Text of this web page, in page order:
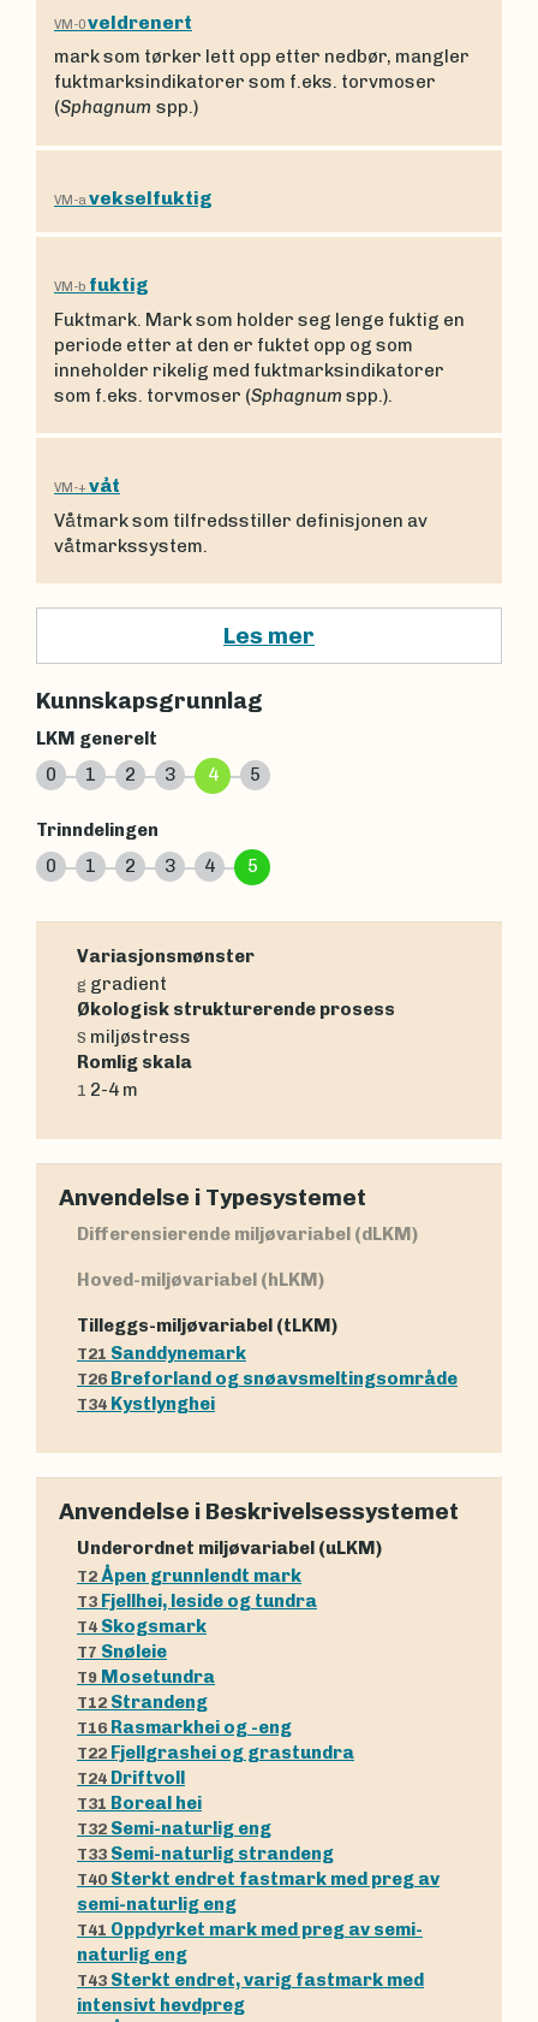
VM-0veldrenert
mark som tørker lett opp etter nedbør, mangler
fuktmarksindikatorer som f.eks. torvmoser
(Sphagnum spp.)
VM-a vekselfuktig
VM-b fuktig
Fuktmark. Mark som holder seg lenge fuktig en
periode etter at den er fuktet opp og som
inneholder rikelig med fuktmarksindikatorer
som f.eks. torvmoser (Sphagnum spp.).
VM-+ våt
Våtmark som tilfredsstiller definisjonen av
våtmarkssystem.
Les mer
Kunnskapsgrunnlag
LKM generelt
0
1 2 3 4 5
Trinndelingen
0
1 2 3 4 5
Variasjonsmønster
g gradient
Økologisk strukturerende prosess
S miljøstress
Romlig skala
1 2-4 m
Anvendelse i Typesystemet
Differensierende miljøvariabel (dLKM)
Hoved-miljøvariabel (hLKM)
Tilleggs-miljøvariabel (tLKM)
T21 Sanddynemark
T26 Breforland og snøavsmeltingsområde
T34 Kystlynghei
Anvendelse i Beskrivelsessystemet
Underordnet miljøvariabel (uLKM)
T2 Åpen grunnlendt mark
T3 Fjellhei, leside og tundra
T4 Skogsmark
T7 Snøleie
T9 Mosetundra
T12 Strandeng
T16 Rasmarkhei og -eng
T22 Fjellgrashei og grastundra
T24 Driftvoll
T31 Boreal hei
T32 Semi-naturlig eng
T33 Semi-naturlig strandeng
T40 Sterkt endret fastmark med preg av
semi-naturlig eng
T41 Oppdyrket mark med preg av semi-
naturlig eng
T43 Sterkt endret, varig fastmark med
intensivt hevdpreg